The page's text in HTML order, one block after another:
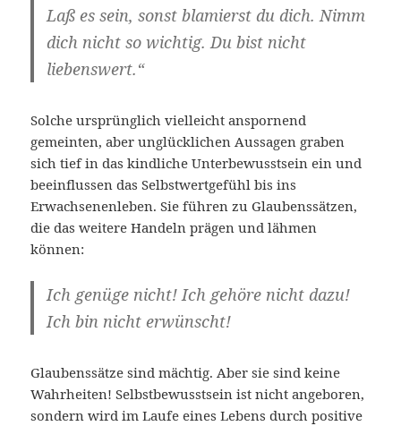
Laß es sein, sonst blamierst du dich. Nimm
dich nicht so wichtig. Du bist nicht
liebenswert.“
Solche ursprünglich vielleicht anspornend
gemeinten, aber unglücklichen Aussagen graben
sich tief in das kindliche Unterbewusstsein ein und
beeinflussen das Selbstwertgefühl bis ins
Erwachsenenleben. Sie führen zu Glaubenssätzen,
die das weitere Handeln prägen und lähmen
können:
Ich genüge nicht! Ich gehöre nicht dazu!
Ich bin nicht erwünscht!
Glaubenssätze sind mächtig. Aber sie sind keine
Wahrheiten! Selbstbewusstsein ist nicht angeboren,
sondern wird im Laufe eines Lebens durch positive